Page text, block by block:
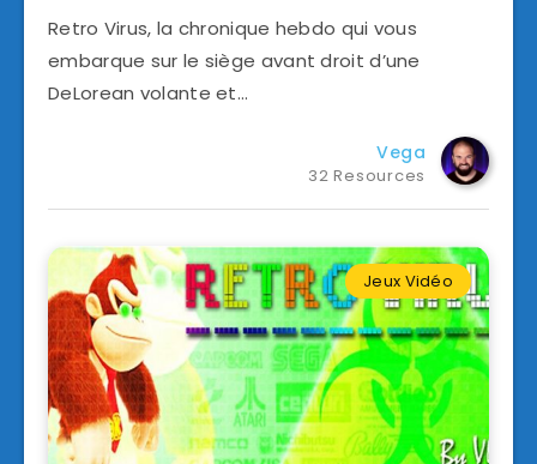
Retro Virus, la chronique hebdo qui vous
embarque sur le siège avant droit d’une
DeLorean volante et…
Vega
32 Resources
Jeux Vidéo